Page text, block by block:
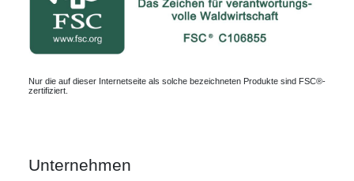
Nur die auf dieser Internetseite als solche bezeichneten Produkte sind FSC®-
zertifiziert.
Unternehmen